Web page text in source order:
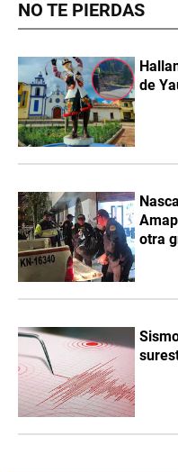
NO TE PIERDAS
de
otra